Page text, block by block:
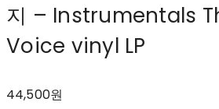
지 ‎– Instrumentals
Voice vinyl LP
44,500원